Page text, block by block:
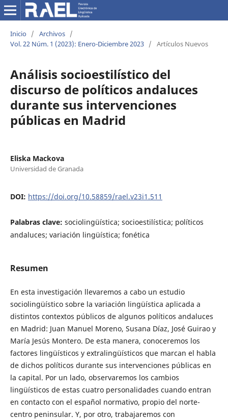
Inicio / Archivos /
Vol. 22 Núm. 1 (2023): Enero-Diciembre 2023 / Artículos Nuevos
Análisis socioestilístico del
discurso de políticos andaluces
durante sus intervenciones
públicas en Madrid
Eliska Mackova
Universidad de Granada
DOI: https://doi.org/10.58859/rael.v23i1.511
Palabras clave: sociolingüística; socioestilística; políticos
andaluces; variación lingüística; fonética
Resumen
En esta investigación llevaremos a cabo un estudio
sociolingüístico sobre la variación lingüística aplicada a
distintos contextos públicos de algunos políticos andaluces
en Madrid: Juan Manuel Moreno, Susana Díaz, José Guirao y
María Jesús Montero. De esta manera, conoceremos los
factores lingüísticos y extralingüísticos que marcan el habla
de dichos políticos durante sus intervenciones públicas en
la capital. Por un lado, observaremos los cambios
lingüísticos de estas cuatro personalidades cuando entran
en contacto con el español normativo, propio del norte-
centro peninsular. Y, por otro, trabajaremos con